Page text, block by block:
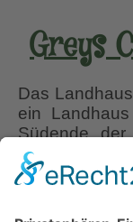
Greys
Das
ein
Südende
englischen
Haus ist